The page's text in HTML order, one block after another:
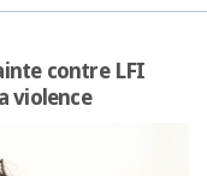
contre LFI
violence